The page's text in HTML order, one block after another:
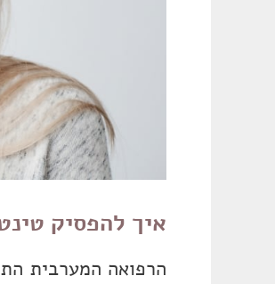
איך להפסיק
הרפואה המערבית